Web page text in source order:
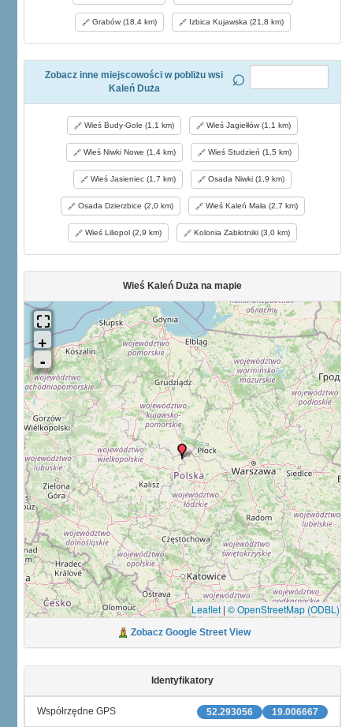
Grabów (18,4 km) Izbica Kujawska (21,8 km)
Zobacz inne miejscowości w pobliżu wsi
Kaleń Duża
Wieś Budy-Gole (1,1 km) Wieś Jagiełłów (1,1 km)
Wieś Niwki Nowe (1,4 km) Wieś Studzień (1,5 km)
Wieś Jasieniec (1,7 km) Osada Niwki (1,9 km)
Osada Dzierzbice (2,0 km) Wieś Kaleń Mała (2,7 km)
Wieś Liliopol (2,9 km) Kolonia Zabłotniki (3,0 km)
Wieś Kaleń Duża na mapie
Leaflet | © OpenStreetMap (ODBL)
Zobacz Google Street View
Identyfikatory
19.006667
52.293056
Współrzędne GPS